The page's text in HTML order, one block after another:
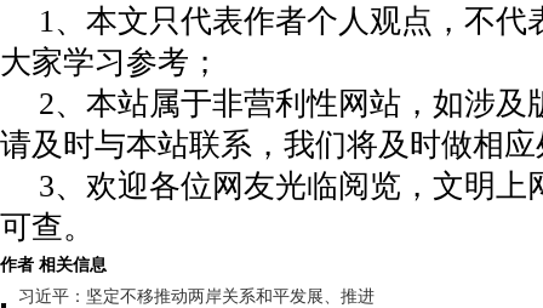
1、本文只代表作者个人观点，不代
大家学习参考；
2、本站属于非营利性网站，如涉及
请及时与本站联系，我们将及时做相
3、欢迎各位网友光临阅览，文明上
可查。
作者 相关信息
习近平：坚定不移推动两岸关系和平发展、推进